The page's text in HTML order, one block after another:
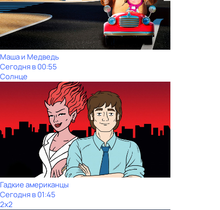
Маша и Медведь
Сегодня в 00:55
Солнце
Гадкие американцы
Сегодня в 01:45
2x2